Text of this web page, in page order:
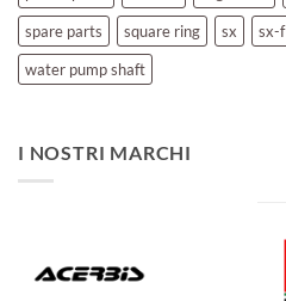
spare parts
square ring sx sx-f
water pump shaft
I NOSTRI MARCHI